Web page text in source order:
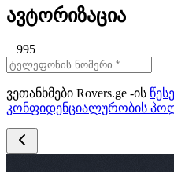
ავტორიზაცია
+995
ვეთანხმები Rovers.ge -ის
კონფიდენციალურობის